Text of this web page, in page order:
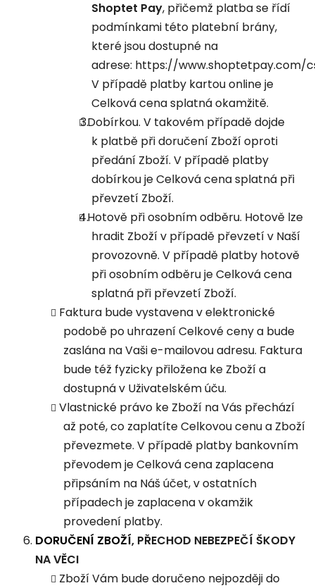
Shoptet Pay, přičemž platba se řídí
podmínkami této platební brány,
které jsou dostupné na
adrese: https://www.shoptetpay.com/
V případě platby kartou online je
Celková cena splatná okamžitě.
Dobírkou. V takovém případě dojde
k platbě při doručení Zboží oproti
předání Zboží. V případě platby
dobírkou je Celková cena splatná při
převzetí Zboží.
Hotově při osobním odběru. Hotově lze
hradit Zboží v případě převzetí v Naší
provozovně. V případě platby hotově
při osobním odběru je Celková cena
splatná při převzetí Zboží.
Faktura bude vystavena v elektronické
podobě po uhrazení Celkové ceny a bude
zaslána na Vaši e-mailovou adresu. Faktura
bude též fyzicky přiložena ke Zboží a
dostupná v Uživatelském úču.
Vlastnické právo ke Zboží na Vás přechází
až poté, co zaplatíte Celkovou cenu a Zboží
převezmete. V případě platby bankovním
převodem je Celková cena zaplacena
připsáním na Náš účet, v ostatních
případech je zaplacena v okamžik
provedení platby.
DORUČENÍ ZBOŽÍ, PŘECHOD NEBEZPEČÍ ŠKODY
NA VĚCI
Zboží Vám bude doručeno nejpozději do